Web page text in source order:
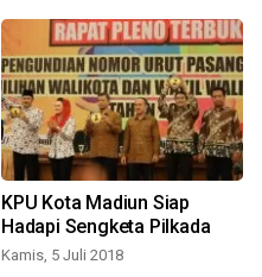
KPU Kota Madiun Siap
Hadapi Sengketa Pilkada
Kamis, 5 Juli 2018